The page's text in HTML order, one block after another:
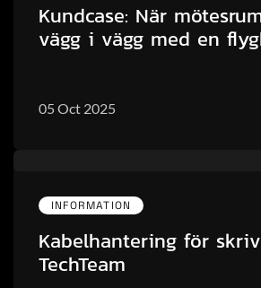
Kundcase: När
vägg i vägg med en
05 Oct 2025
INFORMATION
Kabelhantering för
TechTeam